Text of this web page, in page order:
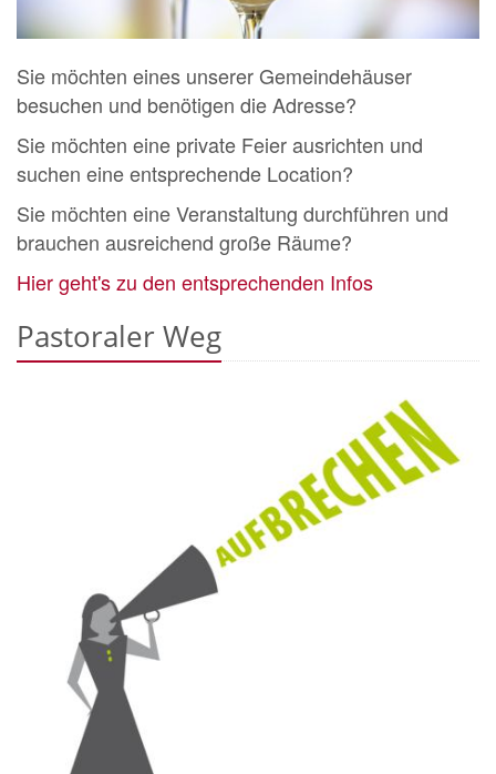
Sie möchten eines unserer Gemeindehäuser
besuchen und benötigen die Adresse?
Sie möchten eine private Feier ausrichten und
suchen eine entsprechende Location?
Sie möchten eine Veranstaltung durchführen und
brauchen ausreichend große Räume?
Hier geht's zu den entsprechenden Infos
Pastoraler Weg